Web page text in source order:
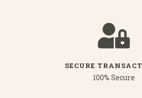
SECURE
100% Secure